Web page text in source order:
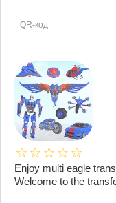
QR-код
Enjoy multi eagle
Welcome to the